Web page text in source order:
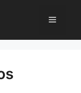
Menú